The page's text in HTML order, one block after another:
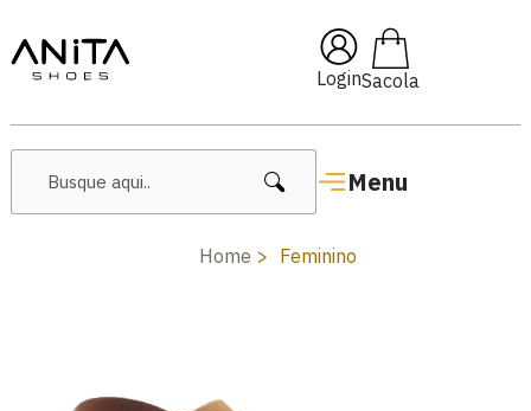
Login
Menu
🔥 Lançamentos Femininos
Home Feminino